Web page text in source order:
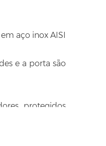
aço inox AISI
e a porta são
protegidos
HFO de alta